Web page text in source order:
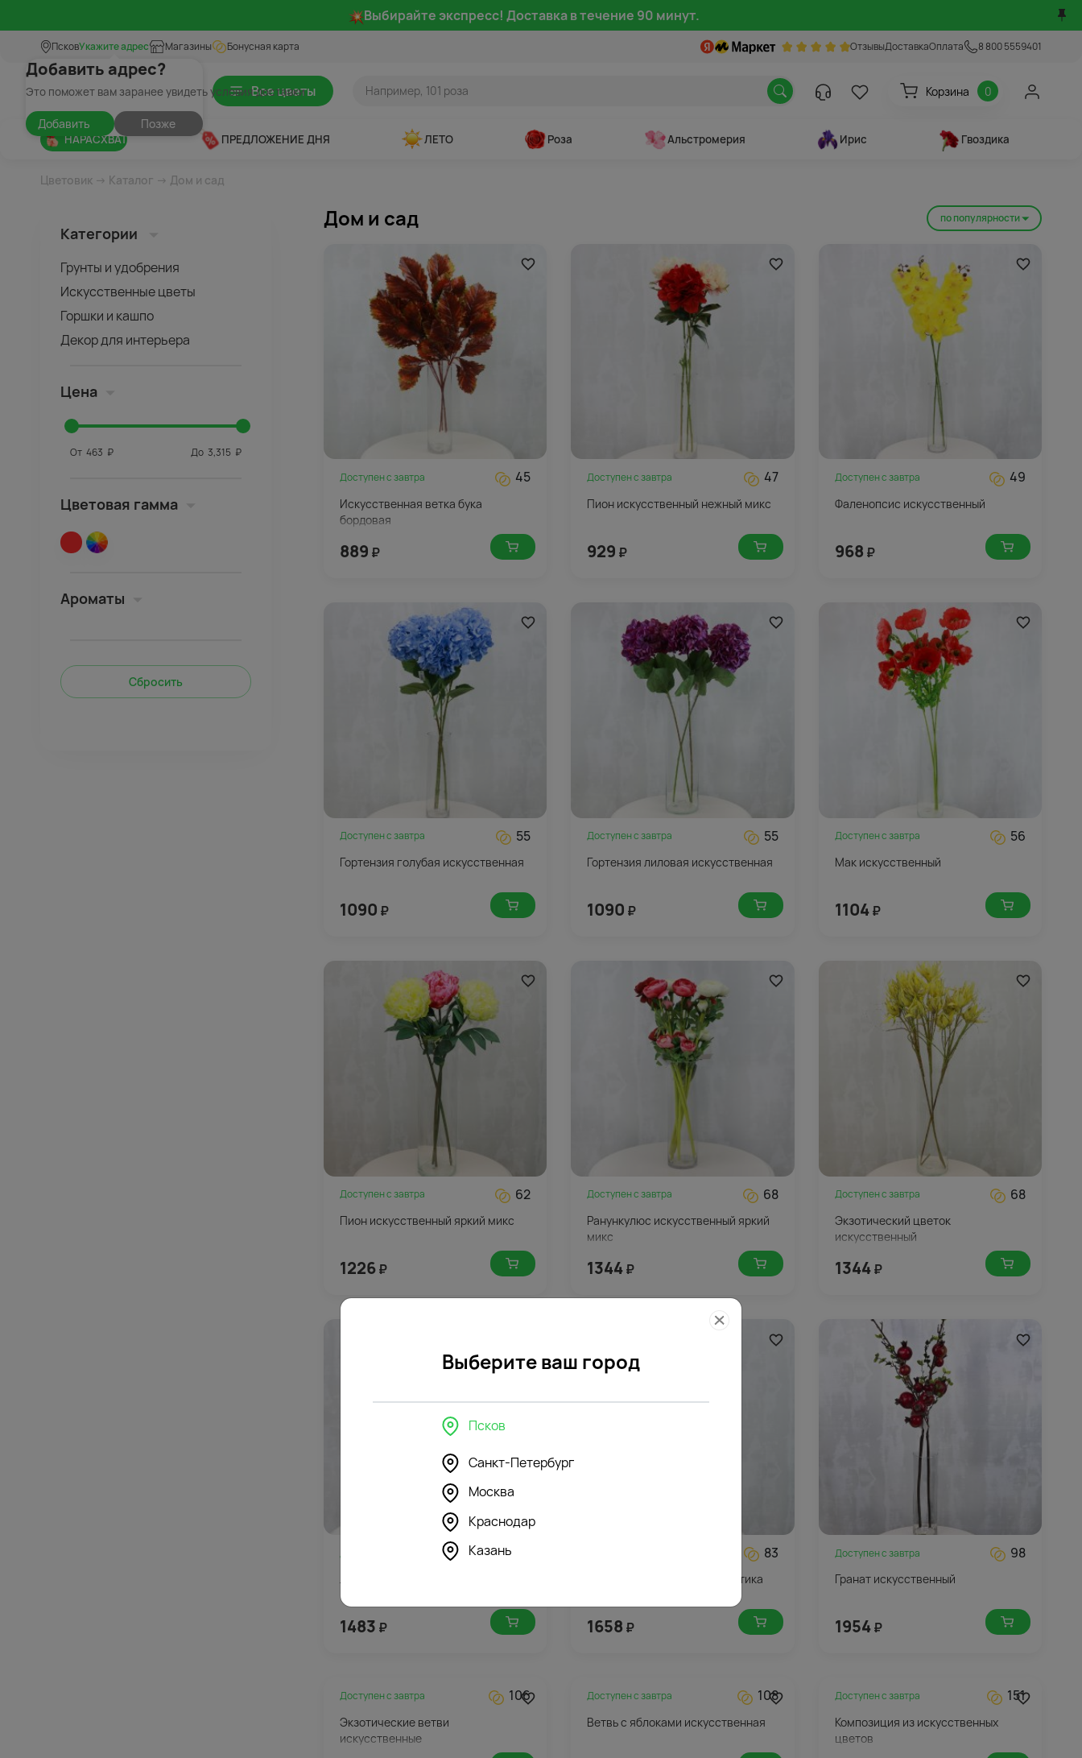
Выбирайте экспресс! Доставка в течение 90 минут.
ПсковУкажите адрес
Добавить адрес?
Это поможет вам заранее увидеть условия доставки
Добавить Позже
Магазины Бонусная карта ОтзывыДоставкаОплата 8 800 5559401
Все цветы Корзина 0
НАРАСХВАТ ПРЕДЛОЖЕНИЕ ДНЯ ЛЕТО Роза Альстромерия Ирис Гвоздика
Цветовик → Каталог → Дом и сад
Категории
Грунты и удобрения
Искусственные цветы
Горшки и кашпо
Декор для интерьера
Цена
От 463 ₽ До 3,315 ₽
Цветовая гамма
Ароматы
Сбросить
Дом и сад по популярности
Доступен сзавтра 45
Искусственная ветка бука
бордовая
889 ₽
Доступен сзавтра 47
Пион искусственный нежный микс
929 ₽
Доступен сзавтра 49
Фаленопсис искусственный
968 ₽
Доступен сзавтра 55
Гортензия голубая искусственная
1090 ₽
Доступен сзавтра 55
Гортензия лиловая искусственная
1090 ₽
Доступен сзавтра 56
Мак искусственный
1104₽
Доступен сзавтра 62
Пион искусственный яркий микс
1226₽
Доступен сзавтра 68
Ранункулюс искусственный яркий
микс
1344₽
Доступен сзавтра 68
Экзотический цветок
искусственный
1344₽
Доступен с
Лагурус искусственный
1483 ₽
83
Искусственный цветок Экзотика
1658 ₽
Доступен сзавтра 98
Гранат искусственный
1954₽
Доступен сзавтра 106
Экзотические ветви
искусственные
Доступен сзавтра 108
Ветвь с яблоками искусственная
Доступен сзавтра 151
Композиция из искусственных
цветов
Выберите ваш город
Псков
Санкт-Петербург
Москва
Краснодар
Казань